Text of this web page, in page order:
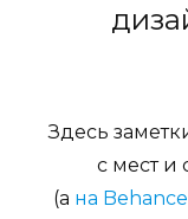
Здесь
с мест и
(а на Behance